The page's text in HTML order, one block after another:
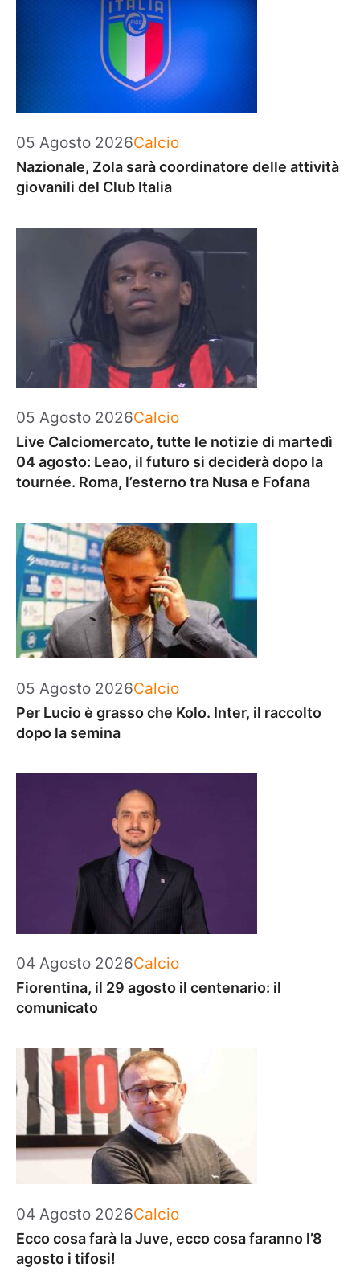
05 Agosto 2026Categorie
Calcio
Nazionale, Zola sarà coordinatore delle attività
giovanili del Club Italia
05 Agosto 2026Categorie
Calcio
Live Calciomercato, tutte le notizie di martedì
04 agosto: Leao, il futuro si deciderà dopo la
tournée. Roma, l’esterno tra Nusa e Fofana
05 Agosto 2026Categorie
Calcio
Per Lucio è grasso che Kolo. Inter, il raccolto
dopo la semina
04 Agosto 2026Categorie
Calcio
Fiorentina, il 29 agosto il centenario: il
comunicato
04 Agosto 2026Categorie
Calcio
Ecco cosa farà la Juve, ecco cosa faranno l’8
agosto i tifosi!